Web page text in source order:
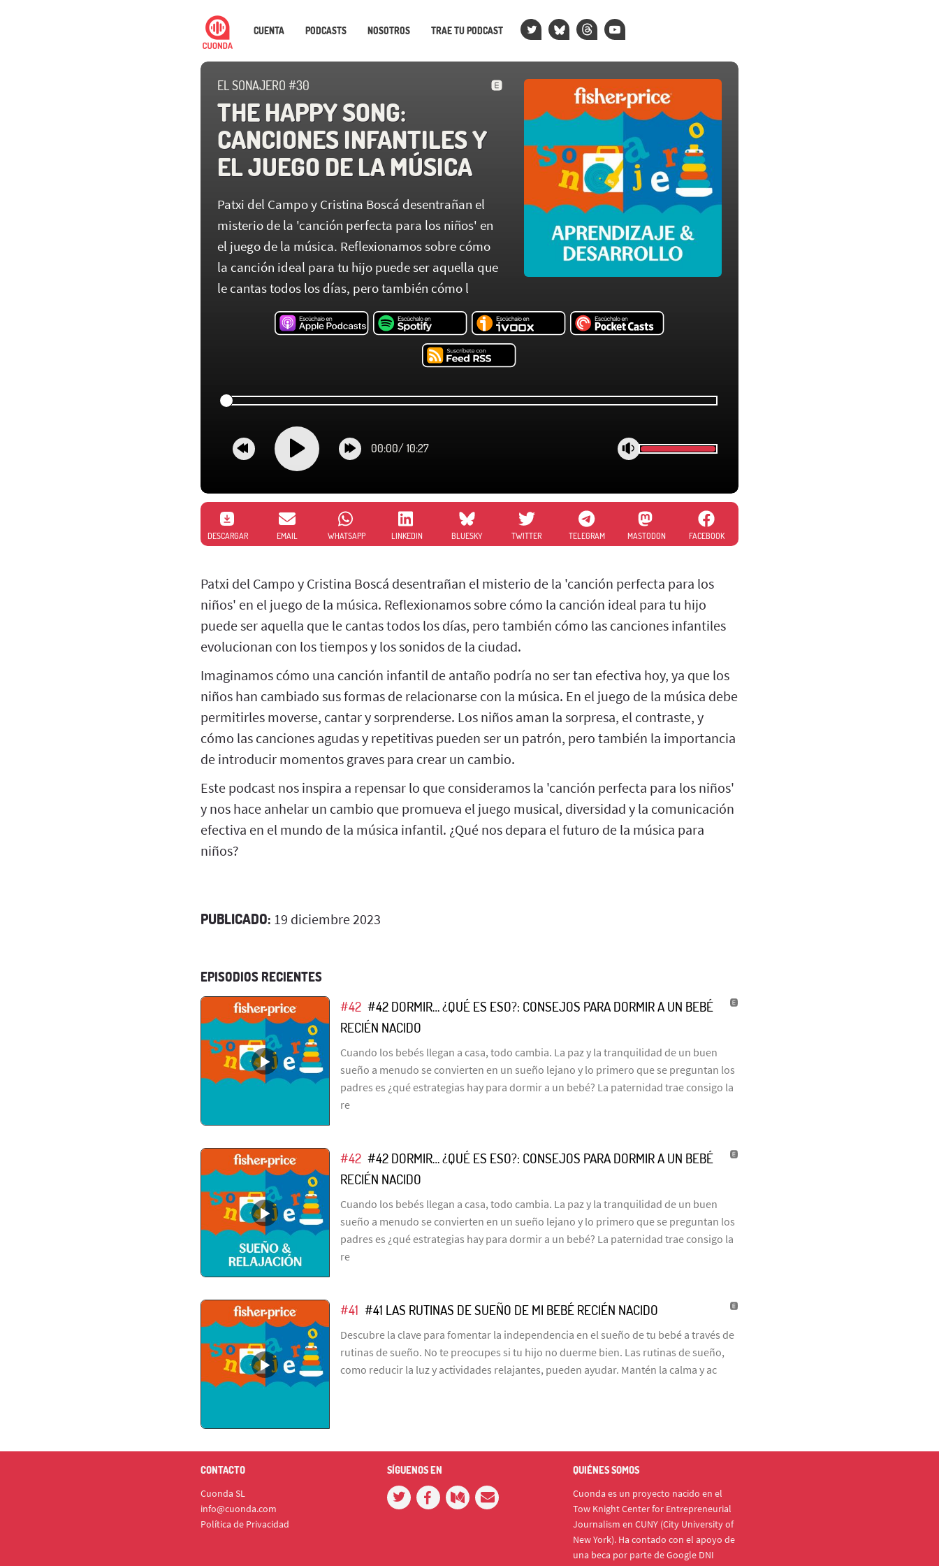
CUENTA PODCASTS NOSOTROS TRAE TU PODCAST
EL SONAJERO #30
THE HAPPY SONG:
CANCIONES INFANTILES Y
EL JUEGO DE LA MÚSICA
Patxi del Campo y Cristina Boscá desentrañan el
misterio de la 'canción perfecta para los niños' en
el juego de la música. Reflexionamos sobre cómo
la canción ideal para tu hijo puede ser aquella que
le cantas todos los días, pero también cómo l
00:00/ 10:27
DESCARGAR EMAIL WHATSAPP LINKEDIN BLUESKY TWITTER TELEGRAM MASTODON FACEBOOK
Patxi del Campo y Cristina Boscá desentrañan el misterio de la 'canción perfecta para los
niños' en el juego de la música. Reflexionamos sobre cómo la canción ideal para tu hijo
puede ser aquella que le cantas todos los días, pero también cómo las canciones infantiles
evolucionan con los tiempos y los sonidos de la ciudad.
Imaginamos cómo una canción infantil de antaño podría no ser tan efectiva hoy, ya que los
niños han cambiado sus formas de relacionarse con la música. En el juego de la música debe
permitirles moverse, cantar y sorprenderse. Los niños aman la sorpresa, el contraste, y
cómo las canciones agudas y repetitivas pueden ser un patrón, pero también la importancia
de introducir momentos graves para crear un cambio.
Este podcast nos inspira a repensar lo que consideramos la 'canción perfecta para los niños'
y nos hace anhelar un cambio que promueva el juego musical, diversidad y la comunicación
efectiva en el mundo de la música infantil. ¿Qué nos depara el futuro de la música para
niños?
PUBLICADO: 19 diciembre 2023
EPISODIOS RECIENTES
#42 #42 DORMIR… ¿QUÉ ES ESO?: CONSEJOS PARA DORMIR A UN BEBÉ
RECIÉN NACIDO
Cuando los bebés llegan a casa, todo cambia. La paz y la tranquilidad de un buen
sueño a menudo se convierten en un sueño lejano y lo primero que se preguntan los
padres es ¿qué estrategias hay para dormir a un bebé? La paternidad trae consigo la
re
#42 #42 DORMIR… ¿QUÉ ES ESO?: CONSEJOS PARA DORMIR A UN BEBÉ
RECIÉN NACIDO
Cuando los bebés llegan a casa, todo cambia. La paz y la tranquilidad de un buen
sueño a menudo se convierten en un sueño lejano y lo primero que se preguntan los
padres es ¿qué estrategias hay para dormir a un bebé? La paternidad trae consigo la
re
#41 #41 LAS RUTINAS DE SUEÑO DE MI BEBÉ RECIÉN NACIDO
Descubre la clave para fomentar la independencia en el sueño de tu bebé a través de
rutinas de sueño. No te preocupes si tu hijo no duerme bien. Las rutinas de sueño,
como reducir la luz y actividades relajantes, pueden ayudar. Mantén la calma y ac
CONTACTO
Cuonda SL
info@cuonda.com
Política de Privacidad
SÍGUENOS EN QUIÉNES SOMOS
Cuonda es un proyecto nacido en el
Tow Knight Center for Entrepreneurial
Journalism en CUNY (City University of
New York). Ha contado con el apoyo de
una beca por parte de Google DNI